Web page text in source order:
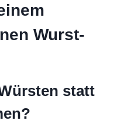
Wurst-
statt